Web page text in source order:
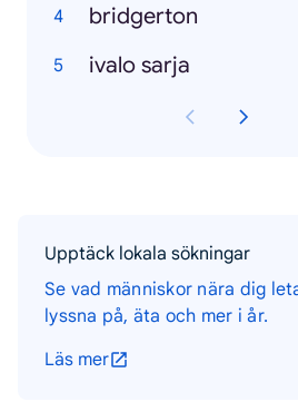
bridgerton
ivalo sarja
Upptäck lokala sökningar
Se vad människor nära dig
lyssna på, äta och mer i år.
Läs mer